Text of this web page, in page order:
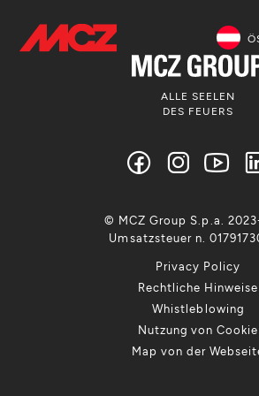
ALLE SEELEN
DES FEUERS
Privacy Policy
Rechtliche Hinweise
Whistleblowing
Nutzung von Cookie
Map von der
© MCZ Group S.p.a.
Umsatzsteuer n.